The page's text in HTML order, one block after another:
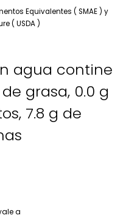
Equivalentes ( SMAE ) y
( USDA )
agua contine
grasa, 0.0 g
7.8 g de
a